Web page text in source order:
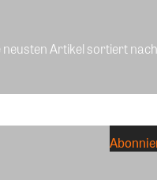
Artikel sortiert